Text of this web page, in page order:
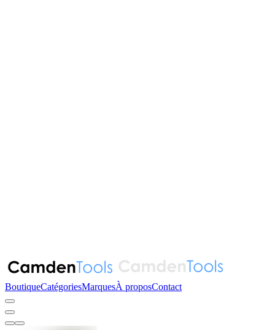
BoutiqueCatégoriesMarquesÀ proposContact